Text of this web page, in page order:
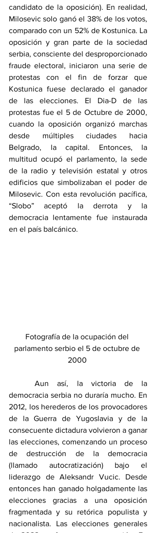
candidato de la oposición). En realidad,
Milosevic solo ganó el 38% de los votos,
comparado con un 52% de Kostunica. La
oposición y gran parte de la sociedad
serbia, consciente del desproporcionado
fraude electoral, iniciaron una serie de
protestas con el fin de forzar que
Kostunica fuese declarado el ganador
de las elecciones. El Dia-D de las
protestas fue el 5 de Octubre de 2000,
cuando la oposición organizó marchas
desde múltiples ciudades hacia
Belgrado, la capital. Entonces, la
multitud ocupó el parlamento, la sede
de la radio y televisión estatal y otros
edificios que simbolizaban el poder de
Milosevic. Con esta revolución pacífica,
“Slobo” aceptó la derrota y la
democracia lentamente fue instaurada
en el país balcánico.
Fotografía de la ocupación del
parlamento serbio el 5 de octubre de
2000
	Aun así, la victoria de la
democracia serbia no duraría mucho. En
2012, los herederos de los provocadores
de la Guerra de Yugoslavia y de la
consecuente dictadura volvieron a ganar
las elecciones, comenzando un proceso
de destrucción de la democracia
(llamado autocratización) bajo el
liderazgo de Aleksandr Vucic. Desde
entonces han ganado holgadamente las
elecciones gracias a una oposición
fragmentada y su retórica populista y
nacionalista. Las elecciones generales